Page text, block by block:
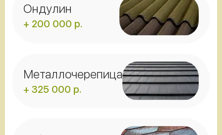
Ондулин
+ 200 000 р.
Металлочерепица
+ 325 000 р.